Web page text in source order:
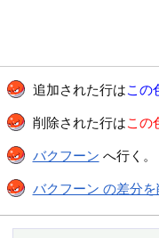
追加された行はこの
削除された行はこの
バクフーン へ行く。
バクフーン の差分を